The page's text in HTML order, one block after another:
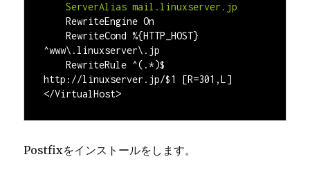
    ServerAlias mail.
linuxserver.jp
RewriteEngine On
    RewriteCond %{HTTP_HOST}
^www\. linuxserver\. jp
    RewriteRule ^(.*)$
http://linuxserver.jp/$1 [R=301,L]
Postfixをインストールをします。